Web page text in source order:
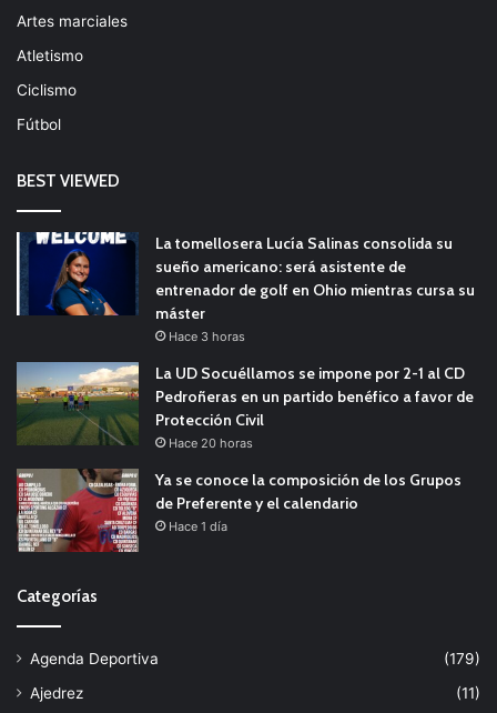
Artes marciales
Atletismo
Ciclismo
Fútbol
BEST VIEWED
La tomellosera Lucía Salinas consolida su
sueño americano: será asistente de
entrenador de golf en Ohio mientras cursa su
máster
Hace 3 horas
La UD Socuéllamos se impone por 2-1 al CD
Pedroñeras en un partido benéfico a favor de
Protección Civil
Hace 20 horas
Ya se conoce la composición de los Grupos
de Preferente y el calendario
Hace 1 día
Categorías
Agenda Deportiva
(179)
Ajedrez
(11)